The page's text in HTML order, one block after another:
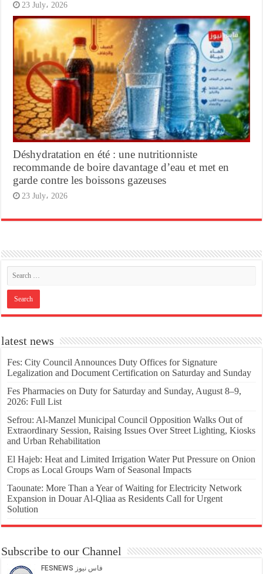
23 July، 2026
Déshydratation en été : une nutritionniste
recommande de boire davantage d’eau et met en
garde contre les boissons gazeuses
23 July، 2026
latest news
Fes: City Council Announces Duty Offices for Signature
Legalization and Document Certification on Saturday and Sunday
Fes Pharmacies on Duty for Saturday and Sunday, August 8–9,
2026: Full List
Sefrou: Al-Manzel Municipal Council Opposition Walks Out of
Extraordinary Session, Raising Issues Over Street Lighting, Kiosks
and Urban Rehabilitation
El Hajeb: Heat and Limited Irrigation Water Put Pressure on Onion
Crops as Local Groups Warn of Seasonal Impacts
Taounate: More Than a Year of Waiting for Electricity Network
Expansion in Douar Al-Qliaa as Residents Call for Urgent
Solution
Subscribe to our Channel